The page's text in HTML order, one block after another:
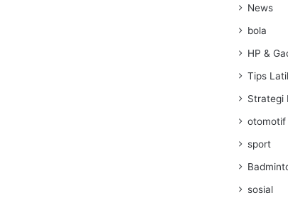
News
bola
HP &
Tips
Strategi
otomotif
sport
sosial